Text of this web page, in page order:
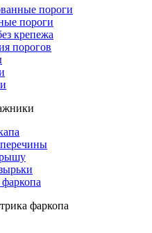
пороги
пороги
крепежа
порогов
фаркопа